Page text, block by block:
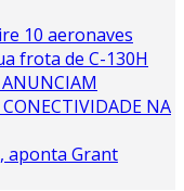
10 aeronaves
frota de C-130H
CONECTIVIDADE NA
aponta Grant